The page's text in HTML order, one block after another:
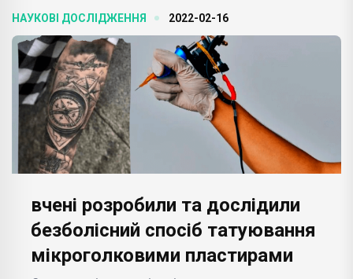
НАУКОВІ ДОСЛІДЖЕННЯ 2022-02-16
вчені розробили та дослідили
безболісний спосіб татуювання
мікроголковими пластирами